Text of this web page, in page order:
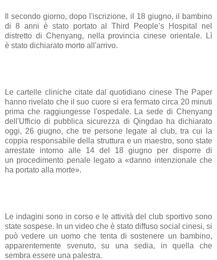
Il secondo giorno, dopo l'iscrizione, il 18 giugno, il bambino
di 8 anni è stato portato al Third People’s Hospital nel
distretto di Chenyang, nella provincia cinese orientale. Lì
è stato dichiarato morto all'arrivo.
Le cartelle cliniche citate dal quotidiano cinese The Paper
hanno rivelato che il suo cuore si era fermato circa 20 minuti
prima che raggiungesse l'ospedale. La sede di Chenyang
dell'Ufficio di pubblica sicurezza di Qingdao ha dichiarato
oggi, 26 giugno, che tre persone legate al club, tra cui la
coppia responsabile della struttura e un maestro, sono state
arrestate intorno alle 14 del 18 giugno per disporre di
un procedimento penale legato a «danno intenzionale che
ha portato alla morte».
Le indagini sono in corso e le attività del club sportivo sono
state sospese. In un video che è stato diffuso social cinesi, si
può vedere un uomo che tenta di sostenere un bambino,
apparentemente svenuto, su una sedia, in quella che
sembra essere una palestra.